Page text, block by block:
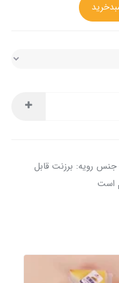
۲۳ سانتی متر و جنس رویه: برزنت قابل
است